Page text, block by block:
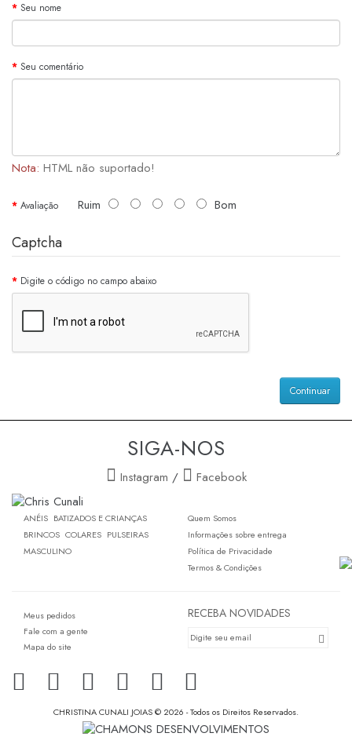
Seu nome
Seu comentário
Nota: HTML não suportado!
Avaliação Ruim Bom
Captcha
Digite o código no campo abaixo
Continuar
SIGA-NOS
Instagram / Facebook
ANÉIS BATIZADOS E CRIANÇAS
BRINCOS COLARES PULSEIRAS
MASCULINO
Quem Somos
Informações sobre entrega
Política de Privacidade
Termos & Condições
Meus pedidos
Fale com a gente
Mapa do site
RECEBA NOVIDADES
CHRISTINA CUNALI JOIAS © 2026 - Todos os Direitos Reservados.